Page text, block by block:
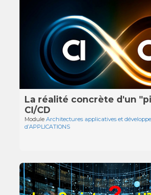
La réalité concrète d'un
CI/CD
ModuleArchitectures applicatives et
d’APPLICATIONS